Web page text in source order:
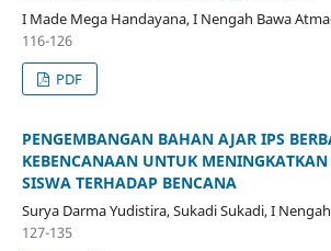
I Made Mega Handayana, I Nengah Bawa
116-126
PDF
PENGEMBANGAN BAHAN AJAR IPS
KEBENCANAAN UNTUK
SISWA TERHADAP BENCANA
Surya Darma Yudistira, Sukadi Sukadi, I
127-135